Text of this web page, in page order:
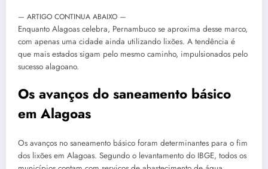
— ARTIGO CONTINUA ABAIXO —
Enquanto Alagoas celebra, Pernambuco se aproxima desse marco,
com apenas uma cidade ainda utilizando lixões. A tendência é
que mais estados sigam pelo mesmo caminho, impulsionados pelo
sucesso alagoano.
Os avanços do saneamento básico
em Alagoas
Os avanços no saneamento básico foram determinantes para o fim
dos lixões em Alagoas. Segundo o levantamento do IBGE, todos os